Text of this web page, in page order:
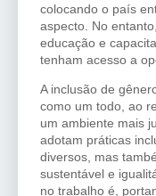
colocando o país
aspecto. No
educação e
tenham acesso a
A inclusão de
como um todo, ao
um ambiente mais
adotam práticas
diversos, mas
sustentável e
no trabalho é,